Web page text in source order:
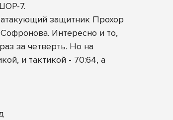
7.
защитник Прохор
Интересно и то,
за четверть. Но на
и тактикой - 70:64, а